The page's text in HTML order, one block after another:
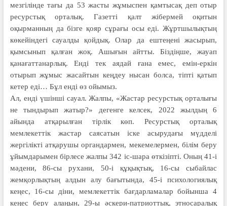
мезгілінде тағы да 53 жасты жұмыспен қамтысақ деп отыр
ресурстық орталық. Газетті қалт жібермей оқитын
оқырманның да бізге қояр сұрағы осы еді. Жұртшылықтың
көкейіндегі сауалды қойдық. Олар да ештеңені жасырып,
қымсынып қалған жоқ. Ашығын айтты. Біздіңше, жауап
қанағаттанарлық. Енді тек аядай ғана емес, емін-еркін
отырып жұмыс жасайтын кеңдеу нысан болса, тіпті қатып
кетер еді… Бұл енді өз ойымыз.
Ал, енді үшінші сауал. Жалпы, «Жастар ресурстық орталығы
не тындырып жатыр?» дегенге келсек, 2022 жылдың 6
айында атқарылған тірлік көп. Ресурстық орталық
мемлекеттік жастар саясатын іске асырудағы мүдделі
жергілікті атқарушы органдармен, мекемелермен, білім беру
ұйымдарымен бірлесе жалпы 342 іс-шара өткізіпті. Оның 41-і
мәдени, 86-сы рухани, 50-і құқықтық, 16-сы сыбайлас
жемқорлықтың алдын алу бағытында, 45-і психологиялық
кеңес, 16-сы діни, мемлекеттік бағдарламалар бойынша 4
кеңес беру алаңын, 29-ы әскери-патриоттық, этносаралық